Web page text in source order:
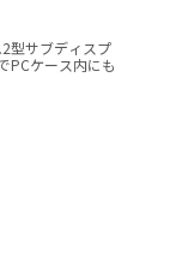
型サブディスプ
PCケース内にも